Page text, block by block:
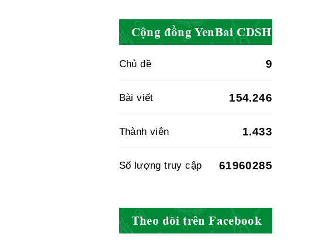
nghiệp dược Việt
Nam
Hội Đông Y Việt
Hội Đông Y Tỉnh
Cộng đồng YenBai CDSH
Chủ đề 9
Bài viết 154.246
Thành viên 1.433
Số lượng truy cập 61960285
Theo dõi trên Facebook